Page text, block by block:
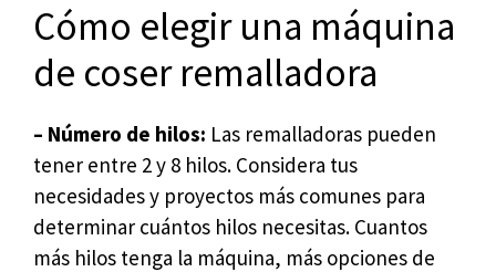
Cómo elegir una máquina
de coser remalladora
– Número de hilos: Las remalladoras pueden
tener entre 2 y 8 hilos. Considera tus
necesidades y proyectos más comunes para
determinar cuántos hilos necesitas. Cuantos
más hilos tenga la máquina, más opciones de